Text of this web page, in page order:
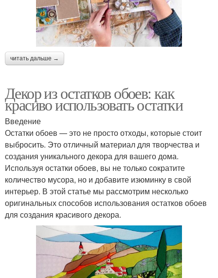
читать дальше →
Декор из остатков обоев: как
красиво использовать остатки
Введение
Остатки обоев — это не просто отходы, которые стоит
выбросить. Это отличный материал для творчества и
создания уникального декора для вашего дома.
Используя остатки обоев, вы не только сократите
количество мусора, но и добавите изюминку в свой
интерьер. В этой статье мы рассмотрим несколько
оригинальных способов использования остатков обоев
для создания красивого декора.